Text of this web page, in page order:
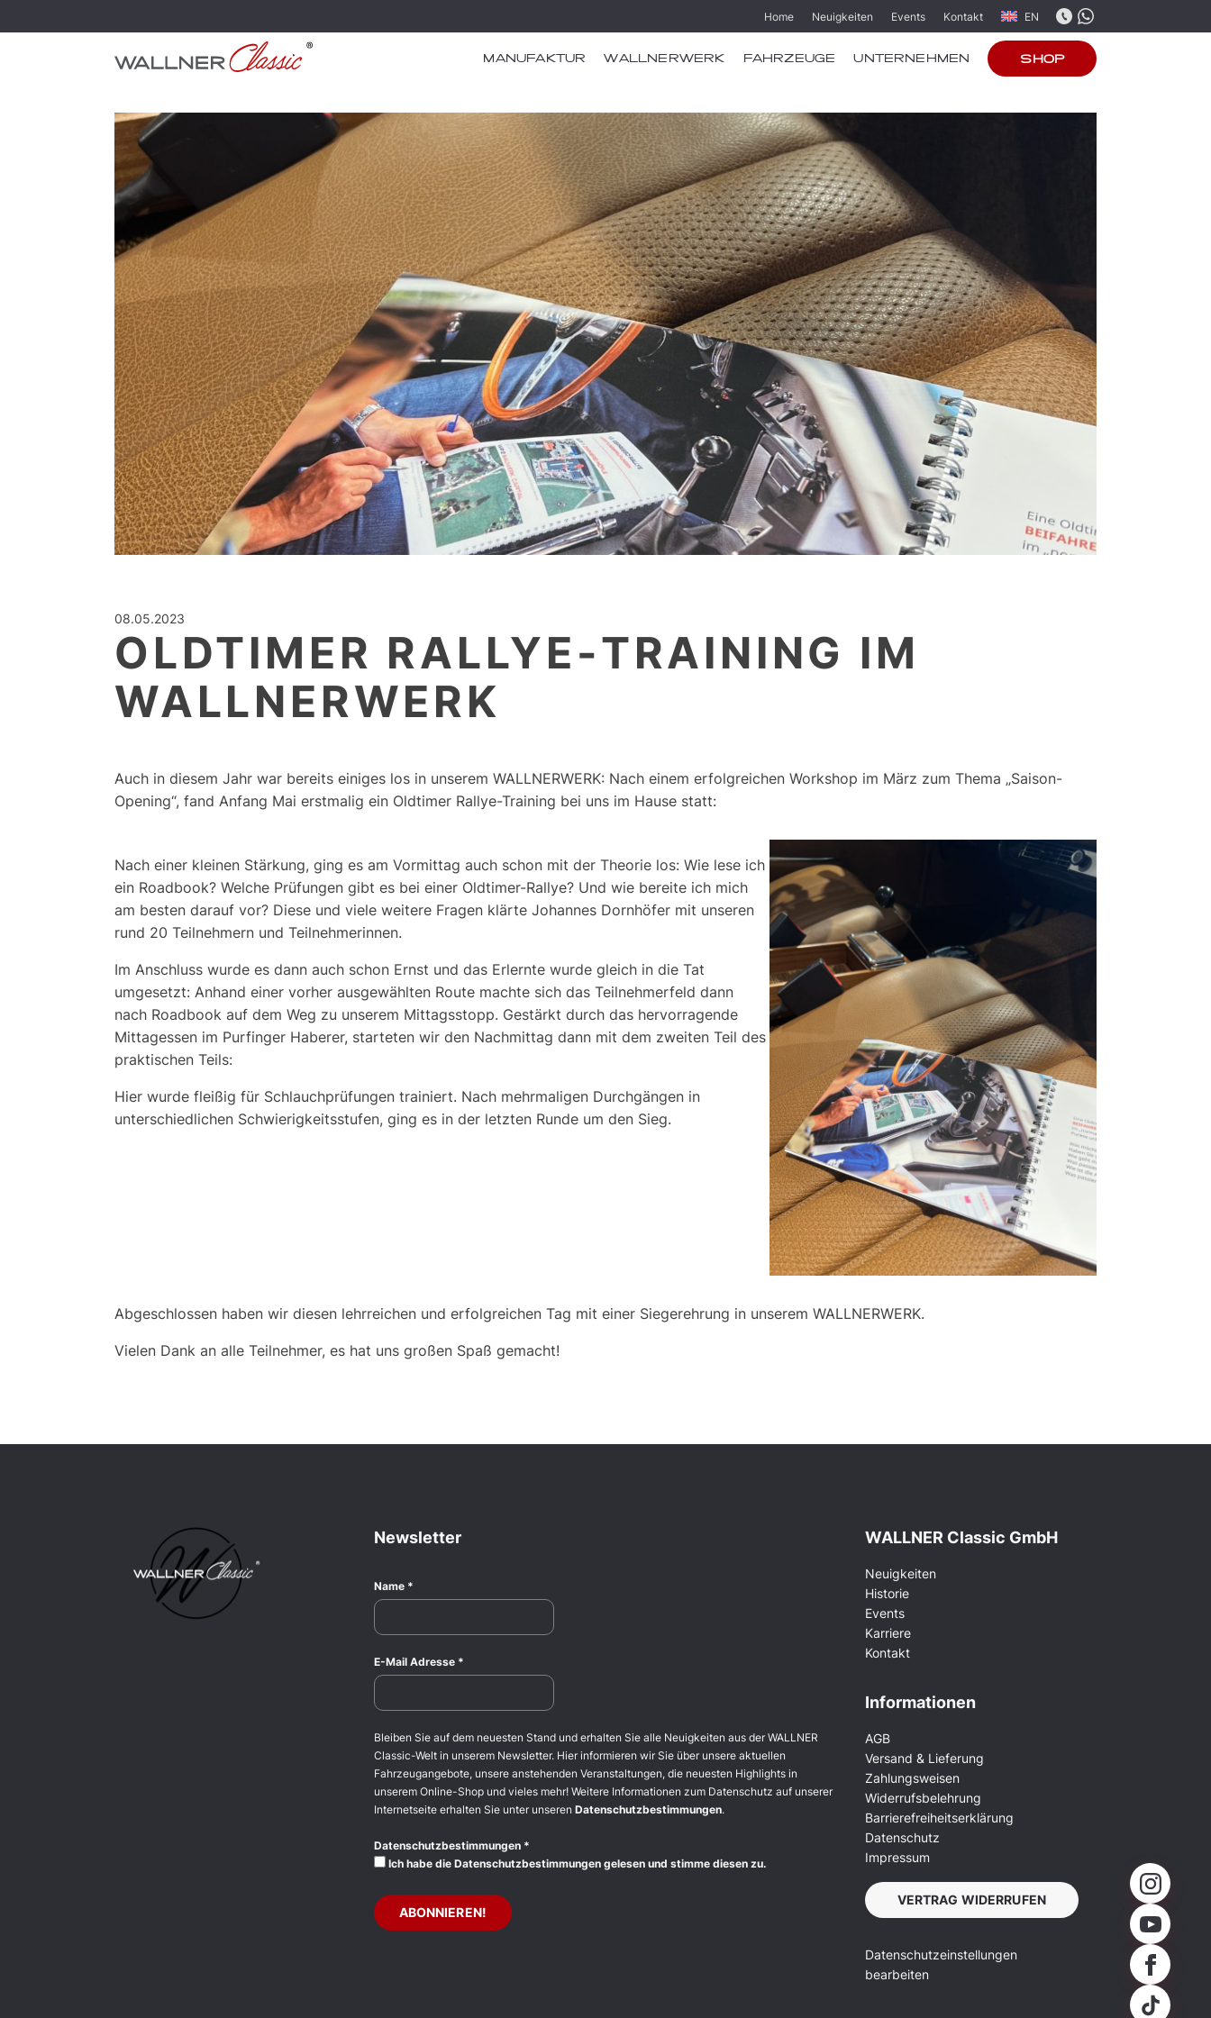
Home Neuigkeiten Events Kontakt EN
MANUFAKTUR WALLNERWERK FAHRZEUGE UNTERNEHMEN SHOP
08.05.2023
OLDTIMER RALLYE-TRAINING IM
WALLNERWERK
Auch in diesem Jahr war bereits einiges los in unserem WALLNERWERK: Nach einem erfolgreichen Workshop im März zum Thema „Saison-
Opening“, fand Anfang Mai erstmalig ein Oldtimer Rallye-Training bei uns im Hause statt:
Nach einer kleinen Stärkung, ging es am Vormittag auch schon mit der Theorie los: Wie lese ich
ein Roadbook? Welche Prüfungen gibt es bei einer Oldtimer-Rallye? Und wie bereite ich mich
am besten darauf vor? Diese und viele weitere Fragen klärte Johannes Dornhöfer mit unseren
rund 20 Teilnehmern und Teilnehmerinnen.
Im Anschluss wurde es dann auch schon Ernst und das Erlernte wurde gleich in die Tat
umgesetzt: Anhand einer vorher ausgewählten Route machte sich das Teilnehmerfeld dann
nach Roadbook auf dem Weg zu unserem Mittagsstopp. Gestärkt durch das hervorragende
Mittagessen im Purfinger Haberer, starteten wir den Nachmittag dann mit dem zweiten Teil des
praktischen Teils:
Hier wurde fleißig für Schlauchprüfungen trainiert. Nach mehrmaligen Durchgängen in
unterschiedlichen Schwierigkeitsstufen, ging es in der letzten Runde um den Sieg.
Abgeschlossen haben wir diesen lehrreichen und erfolgreichen Tag mit einer Siegerehrung in unserem WALLNERWERK.
Vielen Dank an alle Teilnehmer, es hat uns großen Spaß gemacht!
Newsletter
Name *
E-Mail Adresse *
Bleiben Sie auf dem neuesten Stand und erhalten Sie alle Neuigkeiten aus der WALLNER
Classic-Welt in unserem Newsletter. Hier informieren wir Sie über unsere aktuellen
Fahrzeugangebote, unsere anstehenden Veranstaltungen, die neuesten Highlights in
unserem Online-Shop und vieles mehr! Weitere Informationen zum Datenschutz auf unserer
Internetseite erhalten Sie unter unseren Datenschutzbestimmungen.
Datenschutzbestimmungen *
Ich habe die Datenschutzbestimmungen gelesen und stimme diesen zu.
WALLNER Classic GmbH
Neuigkeiten
Historie
Events
Karriere
Kontakt
Informationen
AGB
Versand & Lieferung
Zahlungsweisen
Widerrufsbelehrung
Barrierefreiheitserklärung
Datenschutz
Impressum
VERTRAG WIDERRUFEN
Datenschutzeinstellungen
bearbeiten